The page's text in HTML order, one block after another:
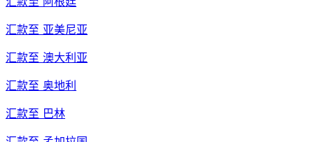
汇款至 亚美尼亚
汇款至 澳大利亚
汇款至 奥地利
汇款至 巴林